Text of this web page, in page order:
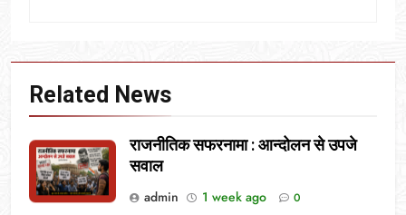
Related News
राजनीतिक सफरनामा : आन्दोलन से उपजे
सवाल
admin
1 week ago 0